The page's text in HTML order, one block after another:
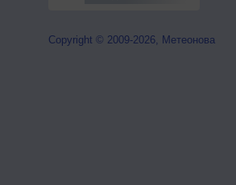
Copyright © 2009-2026, Метеонова